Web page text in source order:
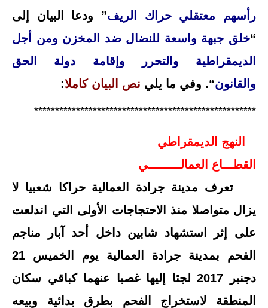
رأسهم معتقلي حراك الريف” ودعا البيان إلى
“خلق جبهة واسعة للنضال ضد المخزن ومن أجل
الديمقراطية والتحرر وإقامة دولة الحق
والقانون“. وفي ما يلي نص البيان كاملا:
*****************************************************
النهج الديمقراطي
القطـــاع العمالـــــــــي
تعرف مدينة جرادة العمالية حراكا شعبيا لا
يزال متواصلا منذ الاحتجاجات الأولى التي اندلعت
على إثر استشهاد شابين داخل أحد آبار مناجم
الفحم بمدينة جرادة العمالية يوم الخميس 21
دجنبر 2017 لجئا إليها غصبا عنهما كباقي سكان
المنطقة لاستخراج الفحم بطرق بدائية وبيعه